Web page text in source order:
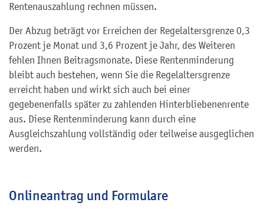
Rentenauszahlung rechnen müssen.
Der Abzug beträgt vor Erreichen der Regelaltersgrenze 0,3
Prozent je Monat und 3,6 Prozent je Jahr, des Weiteren
fehlen Ihnen Beitragsmonate. Diese Rentenminderung
bleibt auch bestehen, wenn Sie die Regelaltersgrenze
erreicht haben und wirkt sich auch bei einer
gegebenenfalls später zu zahlenden Hinterbliebenenrente
aus. Diese Rentenminderung kann durch eine
Ausgleichszahlung vollständig oder teilweise ausgeglichen
werden.
Onlineantrag und Formulare